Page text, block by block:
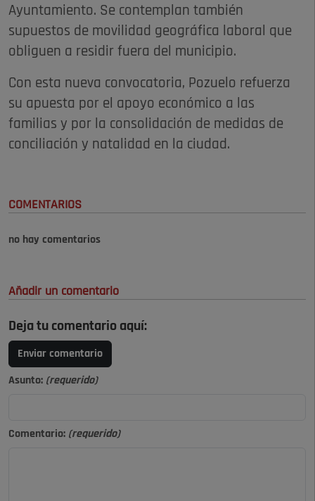
Ayuntamiento. Se contemplan también
supuestos de movilidad geográfica laboral que
obliguen a residir fuera del municipio.
Con esta nueva convocatoria, Pozuelo refuerza
su apuesta por el apoyo económico a las
familias y por la consolidación de medidas de
conciliación y natalidad en la ciudad.
COMENTARIOS
no hay comentarios
Añadir un comentario
Deja tu comentario aquí:
Enviar comentario
Asunto: (requerido)
Comentario: (requerido)